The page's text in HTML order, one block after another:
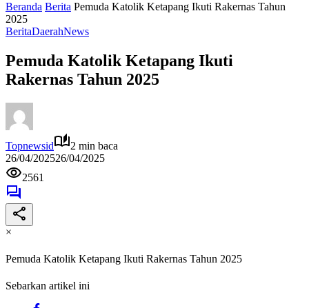
Beranda Berita Pemuda Katolik Ketapang Ikuti Rakernas Tahun
2025
BeritaDaerahNews
Pemuda Katolik Ketapang Ikuti
Rakernas Tahun 2025
Topnewsid
2 min baca
26/04/202526/04/2025
2561
×
Pemuda Katolik Ketapang Ikuti Rakernas Tahun 2025
Sebarkan artikel ini